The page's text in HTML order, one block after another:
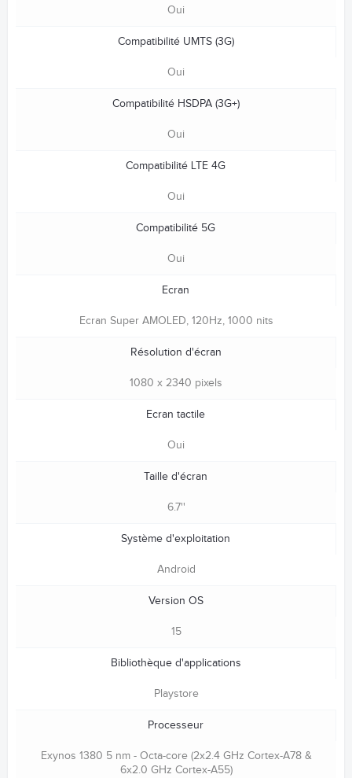
Oui
Compatibilité UMTS (3G)
Oui
Compatibilité HSDPA (3G+)
Oui
Compatibilité LTE 4G
Oui
Compatibilité 5G
Oui
Ecran
Ecran Super AMOLED, 120Hz, 1000 nits
Résolution d'écran
1080 x 2340 pixels
Ecran tactile
Oui
Taille d'écran
6.7''
Système d'exploitation
Android
Version OS
15
Bibliothèque d'applications
Playstore
Processeur
Exynos 1380 5 nm - Octa-core (2x2.4 GHz Cortex-A78 &
6x2.0 GHz Cortex-A55)